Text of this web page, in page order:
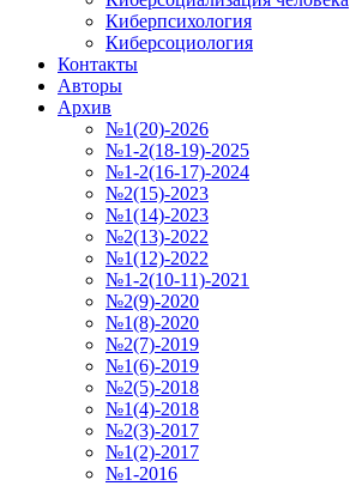
Киберпсихология
Киберсоциология
Контакты
Авторы
Архив
№1(20)-2026
№1-2(18-19)-2025
№1-2(16-17)-2024
№2(15)-2023
№1(14)-2023
№2(13)-2022
№1(12)-2022
№1-2(10-11)-2021
№2(9)-2020
№1(8)-2020
№2(7)-2019
№1(6)-2019
№2(5)-2018
№1(4)-2018
№2(3)-2017
№1(2)-2017
№1-2016